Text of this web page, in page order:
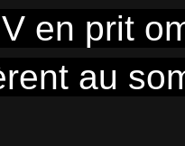
en prit
au